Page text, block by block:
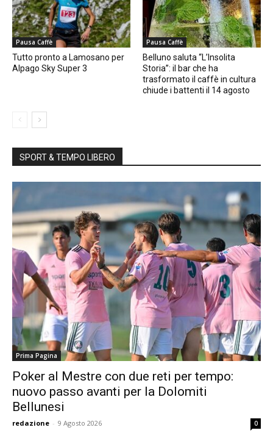
Pausa Caffè
Tutto pronto a Lamosano per
Alpago Sky Super 3
Pausa Caffè
Belluno saluta “L’Insolita
Storia”: il bar che ha
trasformato il caffè in cultura
chiude i battenti il 14 agosto
SPORT & TEMPO LIBERO
Prima Pagina
Poker al Mestre con due reti per tempo:
nuovo passo avanti per la Dolomiti
Bellunesi
redazione - 9 Agosto 2026 0